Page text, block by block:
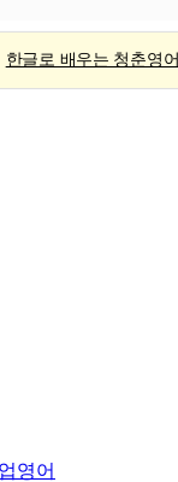
한글로 배우는 청춘영어
영어